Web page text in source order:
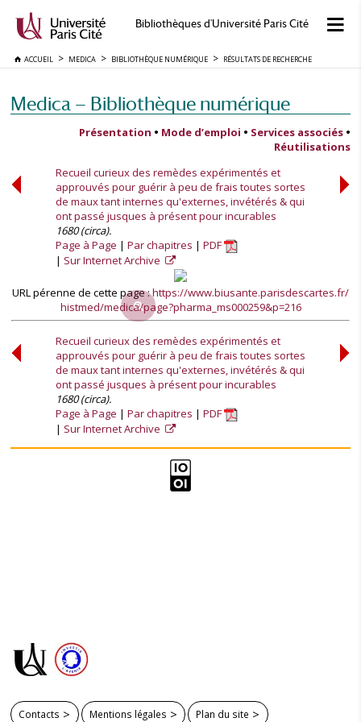
Bibliothèques d'Université Paris Cité
ACCUEIL MEDICA BIBLIOTHÈQUE NUMÉRIQUE RÉSULTATS DE RECHERCHE
Medica — Bibliothèque numérique
Présentation • Mode d’emploi • Services associés •
Réutilisations
Recueil curieux des remèdes expérimentés et
approuvés pour guérir à peu de frais toutes sortes
de maux tant internes qu'externes, invétérés & qui
ont passé jusques à présent pour incurables
1680 (circa).
Page à Page
Par chapitres
PDF
Sur Internet Archive
URL pérenne de cette page :https://www.biusante.parisdescartes.fr/
histmed/medica/page?pharma_ms000259&p=216
Recueil curieux des remèdes expérimentés et
approuvés pour guérir à peu de frais toutes sortes
de maux tant internes qu'externes, invétérés & qui
ont passé jusques à présent pour incurables
1680 (circa).
Page à Page
Par chapitres
PDF
Sur Internet Archive
Contacts Mentions légales Plan du site